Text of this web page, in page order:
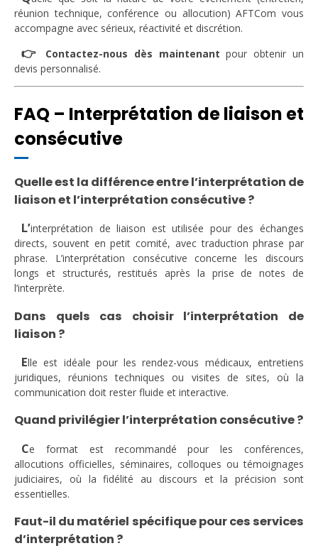
réunion technique, conférence ou allocution) AFTCom vous
accompagne avec sérieux, réactivité et discrétion.
👉 Contactez-nous dès maintenant pour obtenir un
devis personnalisé.
FAQ – Interprétation de liaison et
consécutive
Quelle est la différence entre l’interprétation de
liaison et l’interprétation consécutive ?
L’interprétation de liaison est utilisée pour des échanges
directs, souvent en petit comité, avec traduction phrase par
phrase. L’interprétation consécutive concerne les discours
longs et structurés, restitués après la prise de notes de
l’interprète.
Dans quels cas choisir l’interprétation de
liaison ?
Elle est idéale pour les rendez-vous médicaux, entretiens
juridiques, réunions techniques ou visites de sites, où la
communication doit rester fluide et interactive.
Quand privilégier l’interprétation consécutive ?
Ce format est recommandé pour les conférences,
allocutions officielles, séminaires, colloques ou témoignages
judiciaires, où la fidélité au discours et la précision sont
essentielles.
Faut-il du matériel spécifique pour ces services
d’interprétation ?